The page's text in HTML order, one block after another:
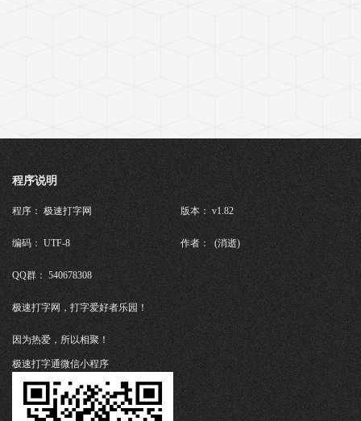
程序说明
程序： 极速打字网 版本： v1.82
编码： UTF-8 作者： (消逝)
QQ群： 540678308
极速打字网，打字爱好者乐园！
因为热爱，所以相聚！
极速打字通微信小程序